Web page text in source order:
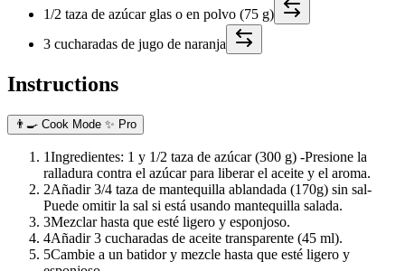
1/2 taza de azúcar glas o en polvo (75 g)
3 cucharadas de jugo de naranja
Instructions
👨‍🍳 Cook Mode ✨ Pro
1Ingredientes: 1 y 1/2 taza de azúcar (300 g) -Presione la
ralladura contra el azúcar para liberar el aceite y el aroma.
2Añadir 3/4 taza de mantequilla ablandada (170g) sin sal-
Puede omitir la sal si está usando mantequilla salada.
3Mezclar hasta que esté ligero y esponjoso.
4Añadir 3 cucharadas de aceite transparente (45 ml).
5Cambie a un batidor y mezcle hasta que esté ligero y